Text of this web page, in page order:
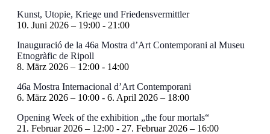
Kunst, Utopie, Kriege und Friedensvermittler
10. Juni 2026 – 19:00- 21:00
Inauguració de la 46a Mostra d’Art Contemporani al Museu
Etnogràfic de Ripoll
8. März 2026 – 12:00- 14:00
46a Mostra Internacional d’Art Contemporani
6. März 2026 – 10:00- 6. April 2026 – 18:00
Opening Week of the exhibition „the four mortals“
21. Februar 2026 – 12:00- 27. Februar 2026 – 16:00